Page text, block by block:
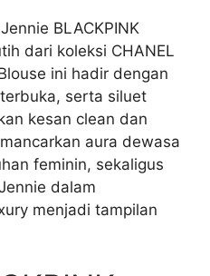
BLACKPINK
dari koleksi CHANEL
ini hadir dengan
serta siluet
kesan clean dan
aura dewasa
feminin, sekaligus
dalam
menjadi tampilan